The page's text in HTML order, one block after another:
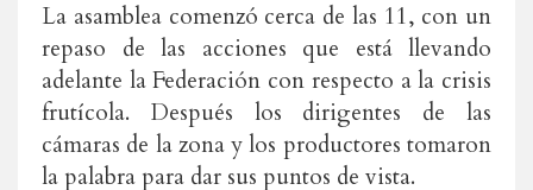
La asamblea comenzó cerca de las 11, con un
repaso de las acciones que está llevando
adelante la Federación con respecto a la crisis
frutícola. Después los dirigentes de las
cámaras de la zona y los productores tomaron
la palabra para dar sus puntos de vista.